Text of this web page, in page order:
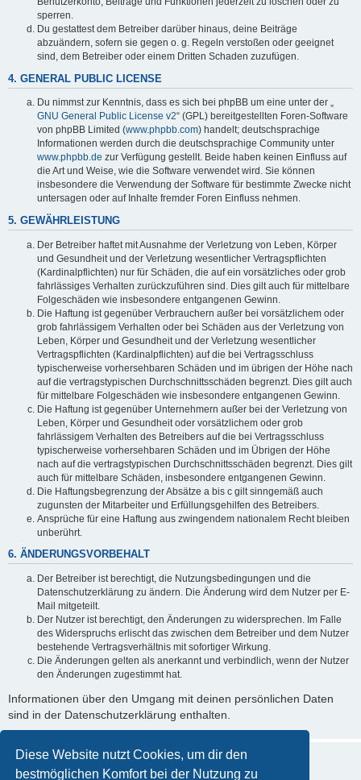
Diese Website nutzt Cookies, um dir den
bestmöglichen Komfort bei der Nutzung zu
sperren.
Du gestattest dem Betreiber darüber hinaus, deine Beiträge
abzuändern, sofern sie gegen o. g. Regeln verstoßen oder geeignet
sind, dem Betreiber oder einem Dritten Schaden zuzufügen.
4. GENERAL PUBLIC LICENSE
Du nimmst zur Kenntnis, dass es sich bei phpBB um eine unter der „
GNU General Public License v2“ (GPL) bereitgestellten Foren-Software
von phpBB Limited (www.phpbb.com) handelt; deutschsprachige
Informationen werden durch die deutschsprachige Community unter
www.phpbb.de zur Verfügung gestellt. Beide haben keinen Einfluss auf
die Art und Weise, wie die Software verwendet wird. Sie können
insbesondere die Verwendung der Software für bestimmte Zwecke nicht
untersagen oder auf Inhalte fremder Foren Einfluss nehmen.
5. GEWÄHRLEISTUNG
Der Betreiber haftet mit Ausnahme der Verletzung von Leben, Körper
und Gesundheit und der Verletzung wesentlicher Vertragspflichten
(Kardinalpflichten) nur für Schäden, die auf ein vorsätzliches oder grob
fahrlässiges Verhalten zurückzuführen sind. Dies gilt auch für mittelbare
Folgeschäden wie insbesondere entgangenen Gewinn.
Die Haftung ist gegenüber Verbrauchern außer bei vorsätzlichem oder
grob fahrlässigem Verhalten oder bei Schäden aus der Verletzung von
Leben, Körper und Gesundheit und der Verletzung wesentlicher
Vertragspflichten (Kardinalpflichten) auf die bei Vertragsschluss
typischerweise vorhersehbaren Schäden und im übrigen der Höhe nach
auf die vertragstypischen Durchschnittsschäden begrenzt. Dies gilt auch
für mittelbare Folgeschäden wie insbesondere entgangenen Gewinn.
Die Haftung ist gegenüber Unternehmern außer bei der Verletzung von
Leben, Körper und Gesundheit oder vorsätzlichem oder grob
fahrlässigem Verhalten des Betreibers auf die bei Vertragsschluss
typischerweise vorhersehbaren Schäden und im Übrigen der Höhe
nach auf die vertragstypischen Durchschnittsschäden begrenzt. Dies gilt
auch für mittelbare Schäden, insbesondere entgangenen Gewinn.
Die Haftungsbegrenzung der Absätze a bis c gilt sinngemäß auch
zugunsten der Mitarbeiter und Erfüllungsgehilfen des Betreibers.
Ansprüche für eine Haftung aus zwingendem nationalem Recht bleiben
unberührt.
6. ÄNDERUNGSVORBEHALT
Der Betreiber ist berechtigt, die Nutzungsbedingungen und die
Datenschutzerklärung zu ändern. Die Änderung wird dem Nutzer per E-
Mail mitgeteilt.
Der Nutzer ist berechtigt, den Änderungen zu widersprechen. Im Falle
des Widerspruchs erlischt das zwischen dem Betreiber und dem Nutzer
bestehende Vertragsverhältnis mit sofortiger Wirkung.
Die Änderungen gelten als anerkannt und verbindlich, wenn der Nutzer
den Änderungen zugestimmt hat.
Informationen über den Umgang mit deinen persönlichen Daten
sind in der Datenschutzerklärung enthalten.